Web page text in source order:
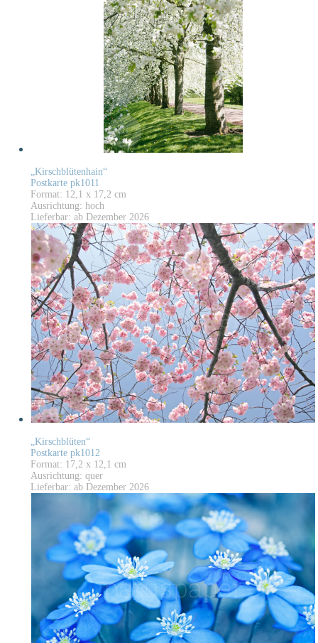
„Kirschblütenhain“
Postkarte pk1011
Format: 12,1 x 17,2 cm
Ausrichtung: hoch
Lieferbar: ab Dezember 2026
„Kirschblüten“
Postkarte pk1012
Format: 17,2 x 12,1 cm
Ausrichtung: quer
Lieferbar: ab Dezember 2026